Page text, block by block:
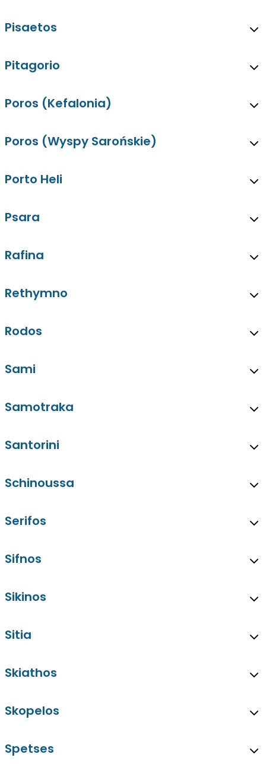
Pisaetos
Pitagorio
Poros (Kefalonia)
Poros (Wyspy Sarońskie)
Porto Heli
Psara
Rafina
Rethymno
Rodos
Sami
Samotraka
Santorini
Schinoussa
Serifos
Sifnos
Sikinos
Sitia
Skiathos
Skopelos
Spetses